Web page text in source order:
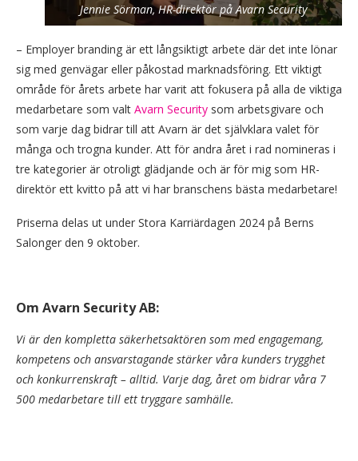
Jennie Sörman, HR-direktör på Avarn Security
– Employer branding är ett långsiktigt arbete där det inte lönar
sig med genvägar eller påkostad marknadsföring. Ett viktigt
område för årets arbete har varit att fokusera på alla de viktiga
medarbetare som valt Avarn Security som arbetsgivare och
som varje dag bidrar till att Avarn är det självklara valet för
många och trogna kunder. Att för andra året i rad nomineras i
tre kategorier är otroligt glädjande och är för mig som HR-
direktör ett kvitto på att vi har branschens bästa medarbetare!
Priserna delas ut under Stora Karriärdagen 2024 på Berns
Salonger den 9 oktober.
Om Avarn Security AB:
Vi är den kompletta säkerhetsaktören som med engagemang,
kompetens och ansvarstagande stärker våra kunders trygghet
och konkurrenskraft – alltid. Varje dag, året om bidrar våra 7
500 medarbetare till ett tryggare samhälle.